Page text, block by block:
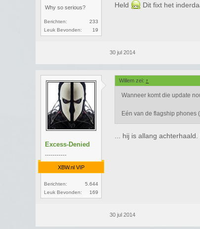
Why so serious?
Berichten:
233
Leuk Bevonden:
19
Held Dit fixt het
30 jul 2014
Excess-Denied
-----------
XBW.nl VIP
Berichten:
5.644
Leuk Bevonden:
169
Willem zei: ↑
Wanneer komt die update
Eén van de flagship phones
... hij is allang
30 jul 2014